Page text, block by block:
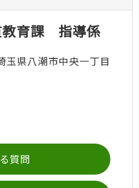
育課 指導係
県八潮市中央一丁目
質問